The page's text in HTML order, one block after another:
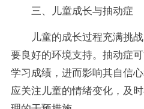
三、儿童成长与抽动症
儿童的成长过程充满挑
要良好的环境支持。抽动症
学习成绩，进而影响其自信
应关注儿童的情绪变化，及